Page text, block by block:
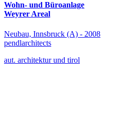
Wohn- und Büroanlage
Weyrer Areal
Neubau, Innsbruck (A) - 2008
pendlarchitects
aut. architektur und tirol